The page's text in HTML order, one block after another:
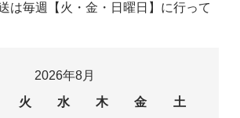
は毎週【火・金・日曜日】に行って
2026年8月
火 水 木 金 土